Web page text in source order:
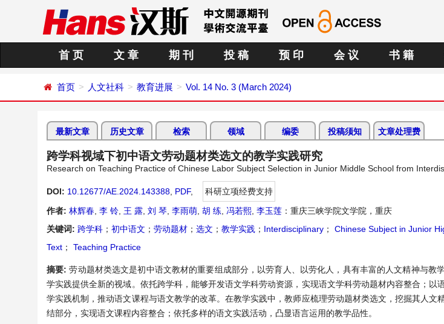
首 页 文 章 期 刊 投 稿 预 印 会 议 书 籍
首页 人文社科 教育进展 Vol. 14 No. 3 (March 2024)
最新文章 历史文章 检索 领域 编委 投稿须知 文章处理费
跨学科视域下初中语文劳动题材类选文的教学实践研究
Research on Teaching Practice of Chinese Labor Subject Selection in Junior Middle School from
DOI: 10.12677/AE.2024.143388 PDF,
科研立项经费支持
作者: 林辉春 李 铃 王 露 刘 琴 李雨萌 胡 练 冯若熙 李玉莲 ：重庆三峡学院文学院，重庆
关键词: 跨学科 ； 初中语文 ； 劳动题材 ； 选文 ； 教学实践 ； Interdisciplinary ； Chinese Subject in Junior
Text ； Teaching Practice
摘要:劳动题材类选文是初中语文教材的重要组成部分，以劳育人、以劳化人，具有丰富的人文精神与教
学实践提供全新的视域。依托跨学科，能够开发语文学科劳动资源，实现语文学科劳动题材内容整合；以
学实践机制，推动语文课程与语文教学的改革。在教学实践中，教师应梳理劳动题材类选文，挖掘其人文
结部分，实现语文课程内容整合；依托多样的语文实践活动，凸显语言运用的教学品性。